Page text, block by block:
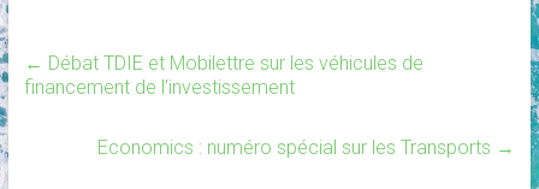
← Débat TDIE et Mobilettre sur les véhicules de
financement de l’investissement
Economics : numéro spécial sur les Transports →